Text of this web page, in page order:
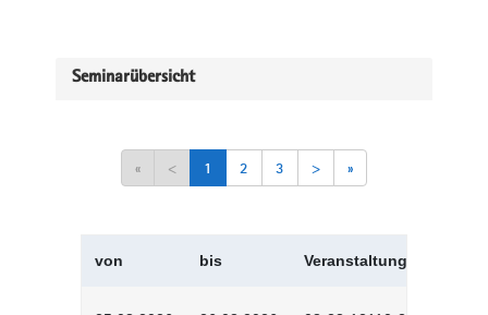
Seminarübersicht
« < 1 2 3 > »
von bis Veranstaltungskürzel